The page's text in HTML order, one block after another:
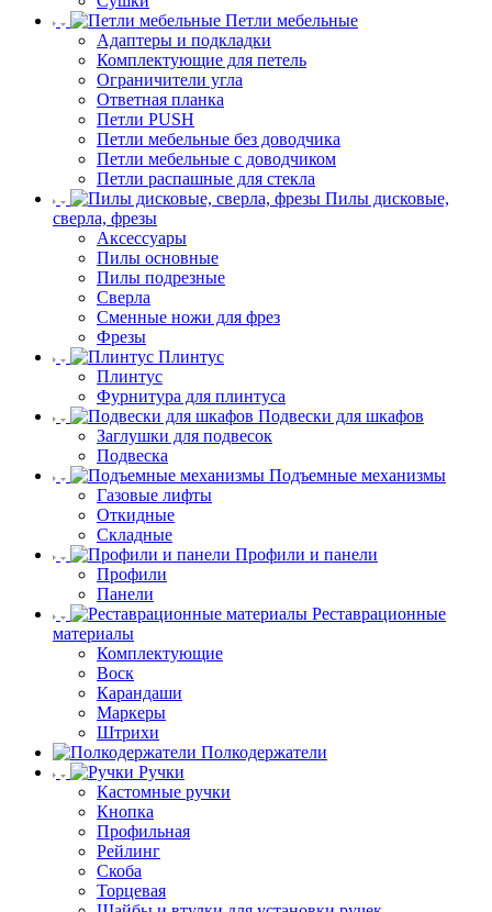
Петли мебельные
Адаптеры и подкладки
Комплектующие для петель
Ограничители угла
Ответная планка
Петли PUSH
Петли мебельные без доводчика
Петли мебельные с доводчиком
Петли распашные для стекла
Пилы дисковые,
сверла, фрезы
Аксессуары
Пилы основные
Пилы подрезные
Сверла
Сменные ножи для фрез
Фрезы
Плинтус
Плинтус
Фурнитура для плинтуса
Подвески для шкафов
Заглушки для подвесок
Подвеска
Подъемные механизмы
Газовые лифты
Откидные
Складные
Профили и панели
Профили
Панели
Реставрационные
материалы
Комплектующие
Воск
Карандаши
Маркеры
Штрихи
Полкодержатели
Ручки
Кастомные ручки
Кнопка
Профильная
Рейлинг
Скоба
Торцевая